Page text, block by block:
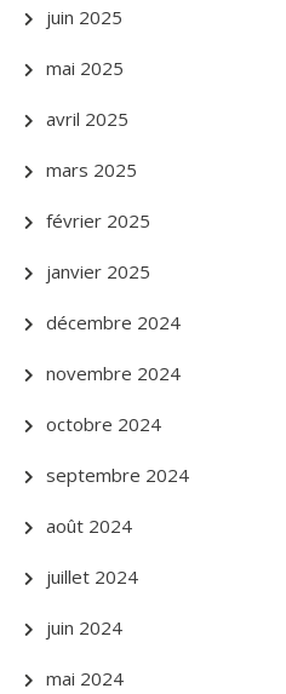
juin 2025
mai 2025
avril 2025
mars 2025
février 2025
janvier 2025
décembre 2024
novembre 2024
octobre 2024
septembre 2024
août 2024
juillet 2024
juin 2024
mai 2024